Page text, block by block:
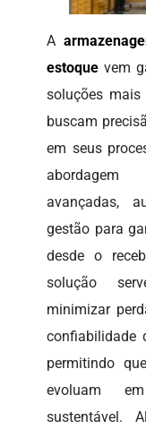
A
estoque vem
soluções mais
buscam
em seus
avançadas,
gestão para
desde o
solução
minimizar
confiabilidade
permitindo
evoluam
sustentável.